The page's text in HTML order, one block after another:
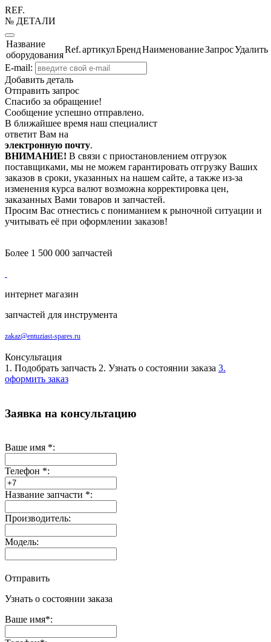
REF.
№ ДЕТАЛИ
Название
оборудования
Ref.артикулБрендНаименованиеЗапросУдалить
E-mail:
Добавить деталь
Отправить запрос
Спасибо за обращение!
Сообщение успешно отправлено.
В ближайшее время наш специалист
ответит Вам на
электронную почту.
ВНИМАНИЕ! В связи с приостановлением отгрузок
поставщиками, мы не можем гарантировать отгрузку Ваших
заказов в сроки, указанных на нашем сайте, а также из-за
изменения курса валют возможна корректировка цен,
заказанных Вами товаров и запчастей.
Просим Вас отнестись с пониманием к рыночной ситуации и
учитывать её при оформлении заказов!
Более 1 500 000 запчастей
интернет магазин
запчастей для инструмента
zakaz@entuziast-spares.ru
Консультация
1. Подобрать запчасть 2. Узнать о состоянии заказа 3.
оформить заказ
Заявка на консультацию
Ваше имя *:
Телефон *:
Название запчасти *:
Производитель:
Модель:
Отправить
Узнать о состоянии заказа
Ваше имя*: